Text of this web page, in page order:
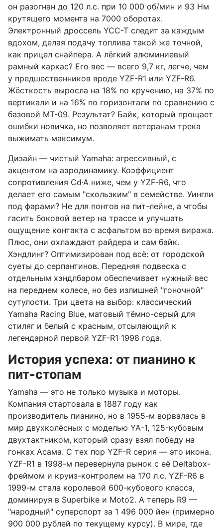
он разогнан до 120 л.с. при 10 000 об/мин и 93 Нм
крутящего момента на 7000 оборотах.
Электронный дроссель YCC-T следит за каждым
вдохом, делая подачу топлива такой же точной,
как прицел снайпера. А лёгкий алюминиевый
рамный каркас? Его вес — всего 9,7 кг, легче, чем
у предшественников вроде YZF-R1 или YZF-R6.
Жёсткость выросла на 18% по кручению, на 37% по
вертикали и на 16% по горизонтали по сравнению с
базовой MT-09. Результат? Байк, который прощает
ошибки новичка, но позволяет ветеранам трека
выжимать максимум.
Дизайн — чистый Yamaha: агрессивный, с
акцентом на аэродинамику. Коэффициент
сопротивления Cd·A ниже, чем у YZF-R6, что
делает его самым "скользким" в семействе. Уингли
под фарами? Не для понтов на пит-лейне, а чтобы
гасить боковой ветер на трассе и улучшать
ощущение контакта с асфальтом во время виража.
Плюс, они охлаждают райдера и сам байк.
Хэндлинг? Оптимизирован под всё: от городской
суеты до серпантинов. Передняя подвеска с
отдельным хэндлбаром обеспечивает нужный вес
на переднем колесе, но без излишней "гоночной"
сутулости. Три цвета на выбор: классический
Yamaha Racing Blue, матовый тёмно-серый для
стиляг и белый с красным, отсылающий к
легендарной первой YZF-R1 1998 года.
История успеха: от пианино к
пит-стопам
Yamaha — это не только музыка и моторы.
Компания стартовала в 1887 году как
производитель пианино, но в 1955-м ворвалась в
мир двухколёсных с моделью YA-1, 125-кубовым
двухтактником, который сразу взял победу на
гонках Асама. С тех пор YZF-R серия — это икона.
YZF-R1 в 1998-м перевернула рынок с её Deltabox-
фреймом и круиз-контролем на 170 л.с. YZF-R6 в
1999-м стала королевой 600-кубового класса,
доминируя в Superbike и Moto2. А теперь R9 —
"народный" суперспорт за 1 496 000 йен (примерно
900 000 рублей по текущему курсу). В мире, где